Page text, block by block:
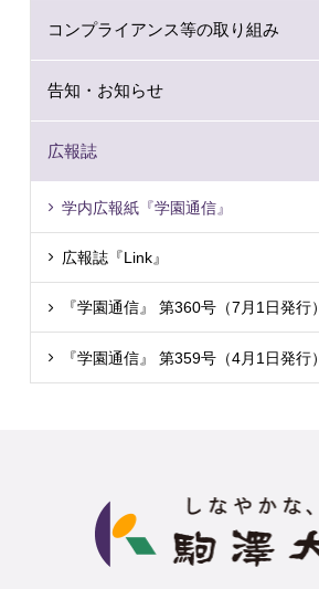
コンプライアンス等の取り組み
告知・お知らせ
広報誌
学内広報紙『学園通信』
広報誌『Link』
『学園通信』 第360号（7月1日発行）
『学園通信』 第359号（4月1日発行）